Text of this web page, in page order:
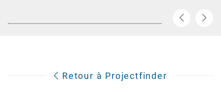
Retour à Projectfinder